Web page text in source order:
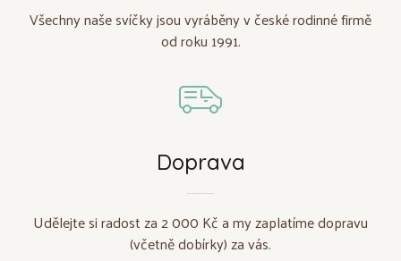
Všechny naše svíčky jsou vyráběny v české rodinné firmě
od roku 1991.
Doprava
Udělejte si radost za 2 000 Kč a my zaplatíme dopravu
(včetně dobírky) za vás.